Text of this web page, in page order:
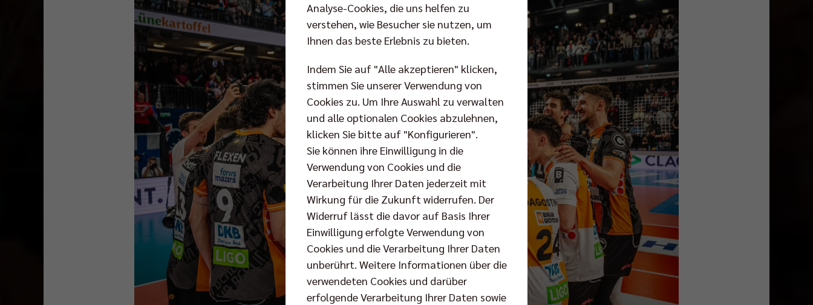
Analyse-Cookies, die uns helfen zu
verstehen, wie Besucher sie nutzen, um
Ihnen das beste Erlebnis zu bieten.
Indem Sie auf "Alle akzeptieren" klicken,
stimmen Sie unserer Verwendung von
Cookies zu. Um Ihre Auswahl zu verwalten
und alle optionalen Cookies abzulehnen,
klicken Sie bitte auf "Konfigurieren".
Sie können ihre Einwilligung in die
Verwendung von Cookies und die
Verarbeitung Ihrer Daten jederzeit mit
Wirkung für die Zukunft widerrufen. Der
Widerruf lässt die davor auf Basis Ihrer
Einwilligung erfolgte Verwendung von
Cookies und die Verarbeitung Ihrer Daten
unberührt. Weitere Informationen über die
verwendeten Cookies und darüber
erfolgende Verarbeitung Ihrer Daten sowie